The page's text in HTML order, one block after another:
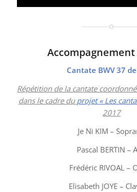
Cantate BWV 37
Répétition de la cantate
dans le cadre du projet « Les
2017
Je Ni KIM –
Pascal BERTIN –
Frédéric RIVOAL –
Elisabeth JOYE –